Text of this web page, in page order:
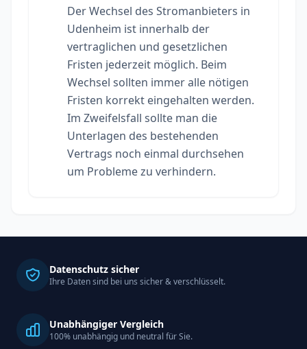
Der Wechsel des Stromanbieters in
Udenheim ist innerhalb der
vertraglichen und gesetzlichen
Fristen jederzeit möglich. Beim
Wechsel sollten immer alle nötigen
Fristen korrekt eingehalten werden.
Im Zweifelsfall sollte man die
Unterlagen des bestehenden
Vertrags noch einmal durchsehen
um Probleme zu verhindern.
Datenschutz sicher
Ihre Daten sind bei uns sicher & verschlüsselt.
Unabhängiger Vergleich
100% unabhängig und neutral für Sie.